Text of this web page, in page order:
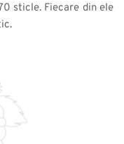
sticle. Fiecare din ele